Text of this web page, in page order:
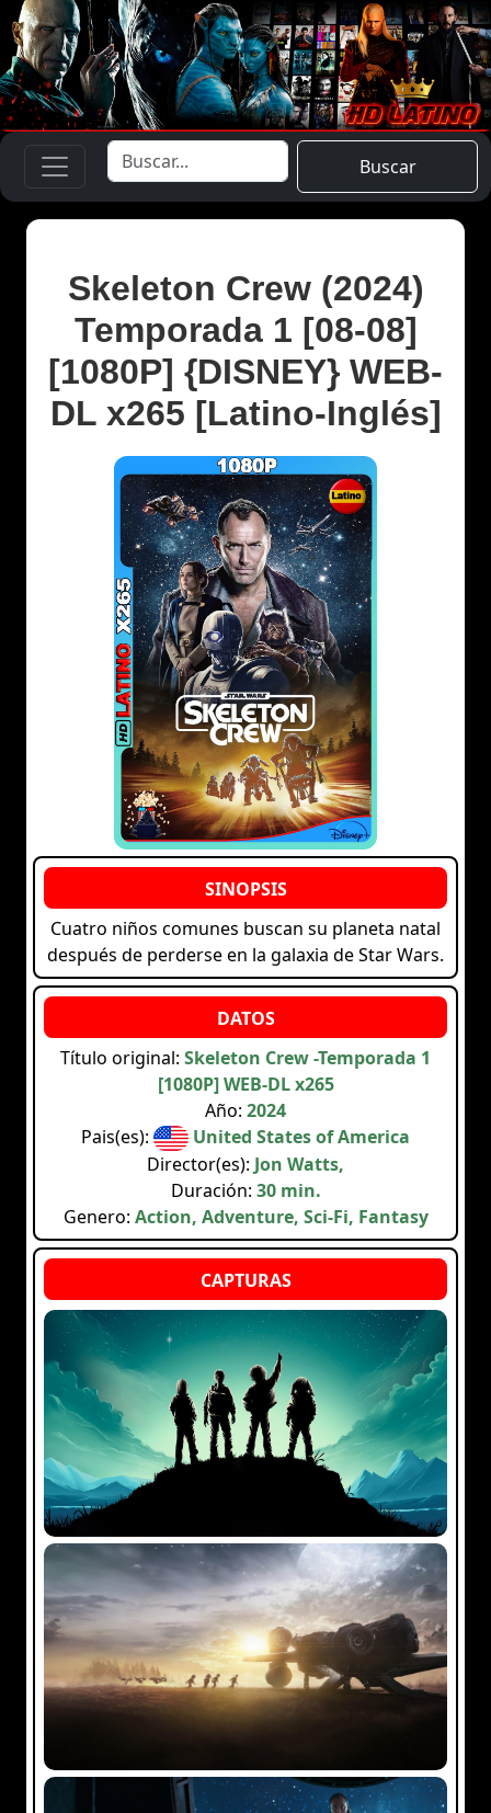
Buscar
Skeleton Crew (2024)
Temporada 1 [08-08]
[1080P] {DISNEY} WEB-
DL x265 [Latino-Inglés]
Cuatro niños comunes buscan su planeta natal
después de perderse en la galaxia de Star Wars.
Título original: Skeleton Crew -Temporada 1
[1080P] WEB-DL x265
Año: 2024
Pais(es):
United States of America
Director(es): Jon Watts,
Duración: 30 min.
Genero: Action, Adventure, Sci-Fi, Fantasy